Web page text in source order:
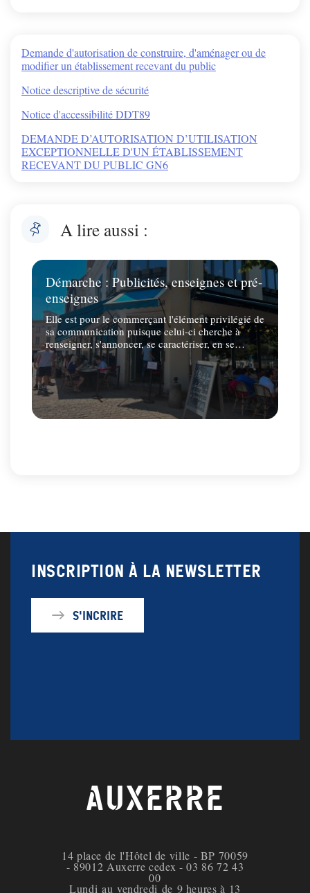
Demande d'autorisation de construire, d'aménager ou de
modifier un établissement recevant du public
Notice descriptive de sécurité
Notice d'accessibilité DDT89
DEMANDE D’AUTORISATION D’UTILISATION
EXCEPTIONNELLE D'UN ÉTABLISSEMENT
RECEVANT DU PUBLIC GN6
A lire aussi :
Démarche : Publicités, enseignes et pré-
enseignes
Elle est pour le commerçant l'élément privilégié de
sa communication puisque celui-ci cherche à
renseigner, s'annoncer, se caractériser, en se
faisant remarquer par un signe distinctif.
Inscription à la newsletter
S'incrire
AUXERRE
14 place de l'Hôtel de ville - BP 70059
- 89012 Auxerre cedex - 03 86 72 43
00
Lundi au vendredi de 9 heures à 13